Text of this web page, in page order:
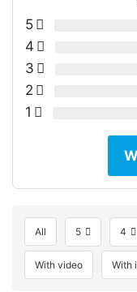
5
4
3
2
1
All 5 4
With video With